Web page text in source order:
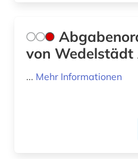
bayern. bayerisches staatsministerium für
unterricht und kultus (1)
bayern. bayerisches staatsministerium für
... Mehr Informationen